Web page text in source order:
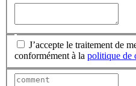
J’accepte le traitement de
conformément à la politique de